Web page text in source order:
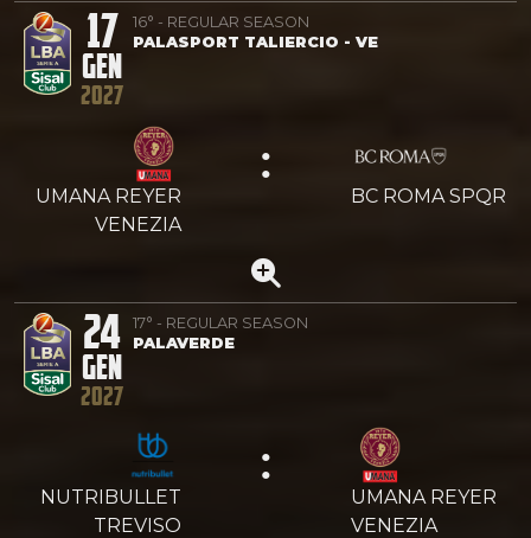
17
GEN
2027
16° - REGULAR SEASON
PALASPORT TALIERCIO - VE
UMANA REYER
VENEZIA
:
BC ROMA SPQR
24
GEN
2027
17° - REGULAR SEASON
PALAVERDE
NUTRIBULLET
TREVISO
:
UMANA REYER
VENEZIA